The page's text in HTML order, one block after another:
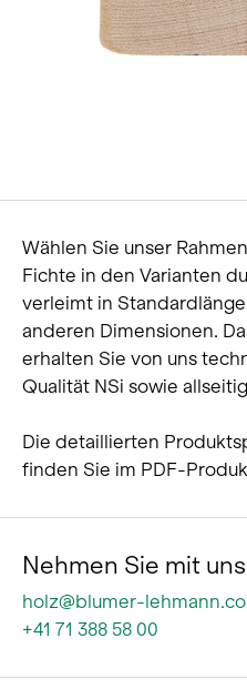
Wählen Sie unser
Fichte in den Varianten
verleimt in
anderen Dimensionen.
erhalten Sie von uns
Qualität NSi sowie
Die detaillierten
finden Sie im PDF-
Nehmen Sie mit
holz@blumer-
+41 71 388 58 00